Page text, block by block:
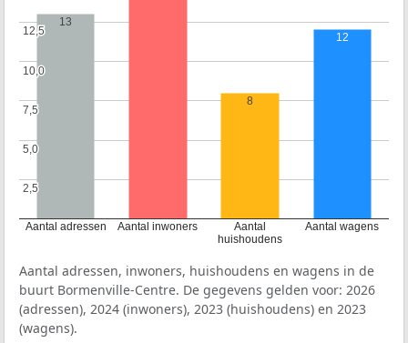
Aantal adressen Aantal inwoners
Aantal
huishoudens
Aantal wagens
2,5
2,5
5,0
5,0
7,5
7,5
10,0
10,0
12,5
12,5
13
8
12
Aantal adressen, inwoners, huishoudens en wagens in de
buurt Bormenville-Centre. De gegevens gelden voor: 2026
(adressen), 2024 (inwoners), 2023 (huishoudens) en 2023
(wagens).